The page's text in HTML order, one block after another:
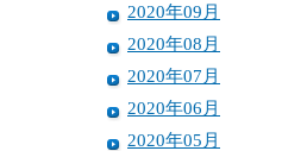
2020年09月
2020年08月
2020年07月
2020年06月
2020年05月